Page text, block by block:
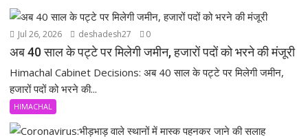
Jul 26, 2026 deshadesh27 0
अब 40 साल के पट्टे पर मिलेगी जमीन, हजारों पदों को भरने की मंजूरी
Himachal Cabinet Decisions: अब 40 साल के पट्टे पर मिलेगी जमीन,
हजारों पदों को भरने की...
HIMACHAL